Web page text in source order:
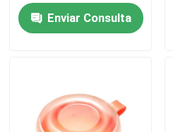
Caja dental de la corona
Caja dental de la dentadura
Enviar Consulta